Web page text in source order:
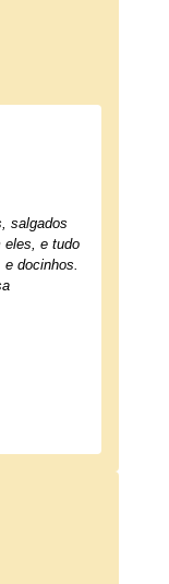
salgados
eles, e tudo
docinhos.